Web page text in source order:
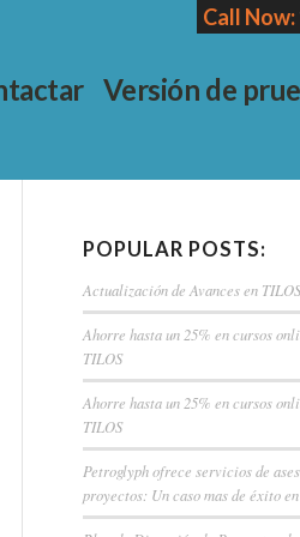
Versión de
Call Now:
POPULAR POSTS:
Actualización de Avances en TILOS
Ahorre hasta un 25% en cursos
TILOS
Ahorre hasta un 25% en cursos
TILOS
Petroglyph ofrece servicios de
proyectos: Un caso mas de éxito